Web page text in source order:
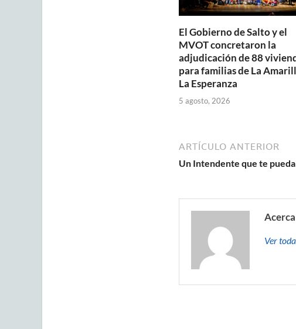
El Gobierno de Salto y el
MVOT concretaron la
adjudicación de 88
para familias de La
La Esperanza
5 agosto, 2026
ARTÍCULO ANTERIOR
Un Intendente que te
Ver